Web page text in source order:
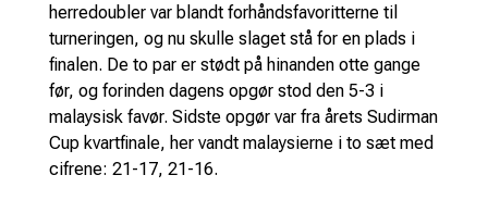
herredoubler var blandt forhåndsfavoritterne til
turneringen, og nu skulle slaget stå for en plads i
finalen. De to par er stødt på hinanden otte gange
før, og forinden dagens opgør stod den 5-3 i
malaysisk favør. Sidste opgør var fra årets Sudirman
Cup kvartfinale, her vandt malaysierne i to sæt med
cifrene: 21-17, 21-16.